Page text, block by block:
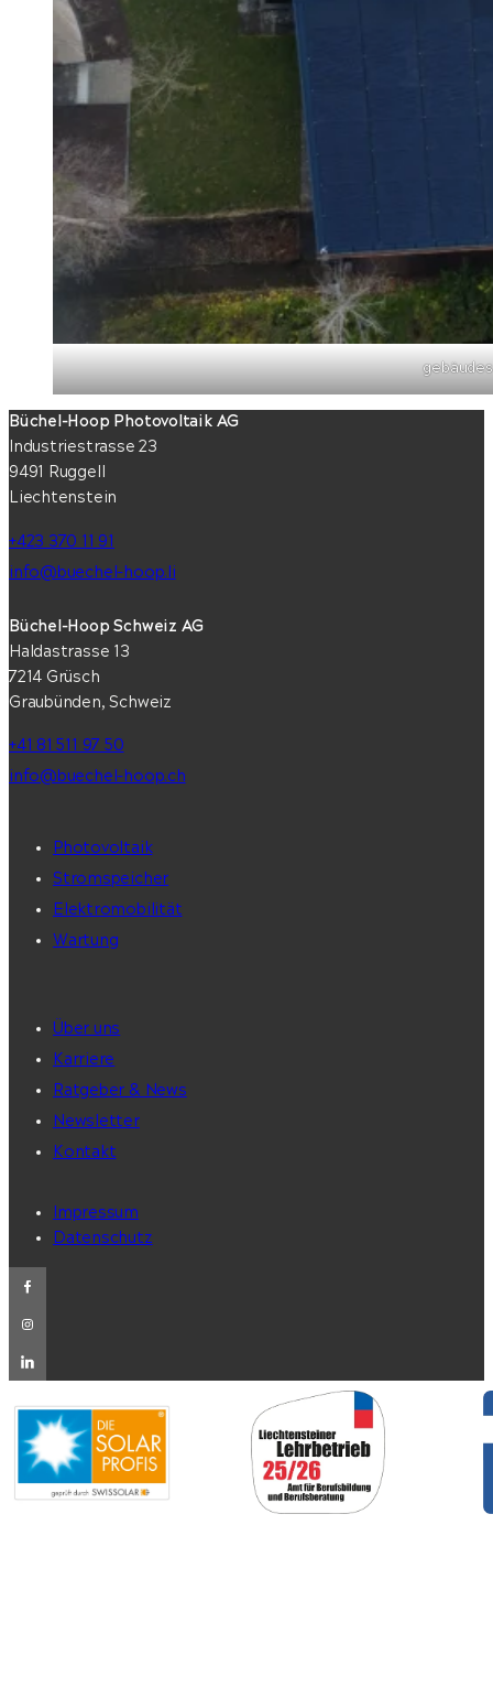
Büchel-Hoop Photovoltaik AG
Industriestrasse 23
9491 Ruggell
Liechtenstein
+423 370 11 91
info@buechel-hoop.li
Büchel-Hoop Schweiz AG
Haldastrasse 13
7214 Grüsch
Graubünden, Schweiz
+41 81 511 97 50
info@buechel-hoop.ch
Photovoltaik
Stromspeicher
Elektromobilität
Wartung
Über uns
Karriere
Ratgeber & News
Newsletter
Kontakt
Impressum
Datenschutz